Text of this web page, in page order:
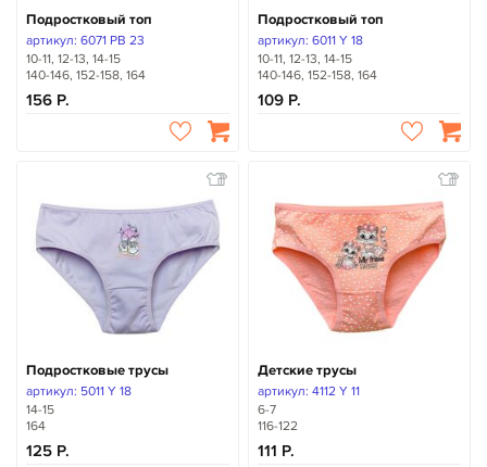
Подростковый топ
артикул: 6071 PB 23
10-11, 12-13, 14-15
140-146, 152-158, 164
156
Подростковый топ
артикул: 6011 Y 18
10-11, 12-13, 14-15
140-146, 152-158, 164
109
Подростковые трусы
артикул: 5011 Y 18
14-15
164
125
Детские трусы
артикул: 4112 Y 11
6-7
116-122
111